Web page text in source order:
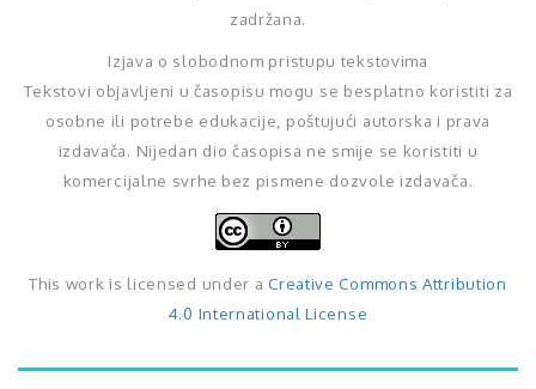
zadržana.
Izjava o slobodnom pristupu tekstovima
Tekstovi objavljeni u časopisu mogu se besplatno koristiti za
osobne ili potrebe edukacije, poštujući autorska i prava
izdavača. Nijedan dio časopisa ne smije se koristiti u
komercijalne svrhe bez pismene dozvole izdavača.
This work is licensed under aCreative Commons Attribution
4.0 International License